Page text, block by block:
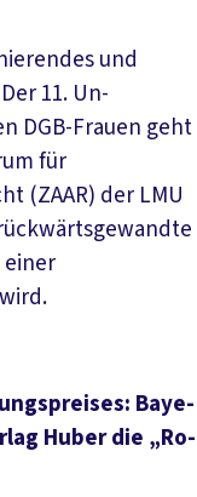
und
11. Un-
DGB-Frauen geht
für
(ZAAR) der LMU
einer
Baye­
Hu­ber die „Ro­